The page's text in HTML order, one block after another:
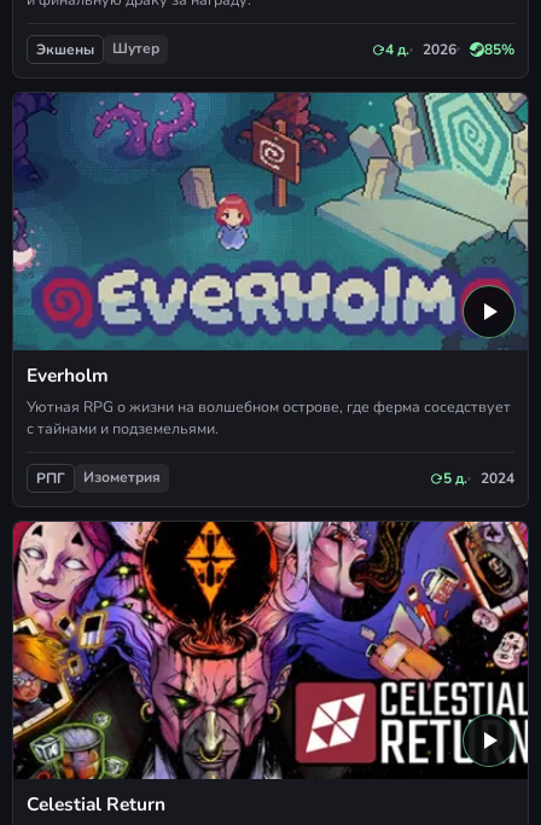
Экшены Шутер 4 д. 2026 85%
Everholm
Уютная RPG о жизни на волшебном острове, где ферма соседствует
с тайнами и подземельями.
РПГ Изометрия 5 д. 2024
Celestial Return